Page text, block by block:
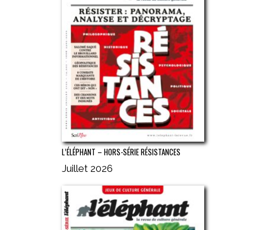
L’ÉLÉPHANT – HORS-SÉRIE RÉSISTANCES
Juillet 2026